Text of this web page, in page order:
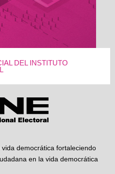
DEL INSTITUTO
democrática fortaleciendo
en la vida democrática